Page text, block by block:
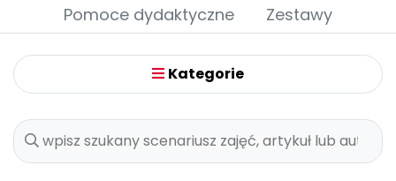
Archiwalne numery
Pomoc
Pomoce dydaktyczne
Zestawy
Kategorie